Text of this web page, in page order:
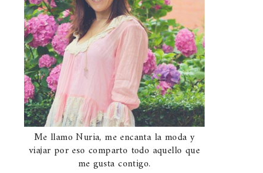
Me llamo Nuria, me encanta la moda y
viajar por eso comparto todo aquello que
me gusta contigo.